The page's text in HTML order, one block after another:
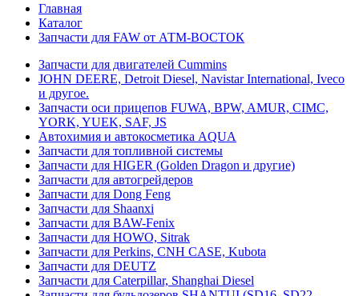
Главная
Каталог
Запчасти для FAW от АТМ-ВОСТОК
Запчасти для двигателей Cummins
JOHN DEERE, Detroit Diesel, Navistar International, Iveco
и другое.
Запчасти оси прицепов FUWA, BPW, AMUR, CIMC,
YORK, YUEK, SAF, JS
Автохимия и автокосметика AQUA
Запчасти для топливной системы
Запчасти для HIGER (Golden Dragon и другие)
Запчасти для автогрейдеров
Запчасти для Dong Feng
Запчасти для Shaanxi
Запчасти для BAW-Fenix
Запчасти для HOWO, Sitrak
Запчасти для Perkins, CNH CASE, Kubota
Запчасти для DEUTZ
Запчасти для Caterpillar, Shanghai Diesel